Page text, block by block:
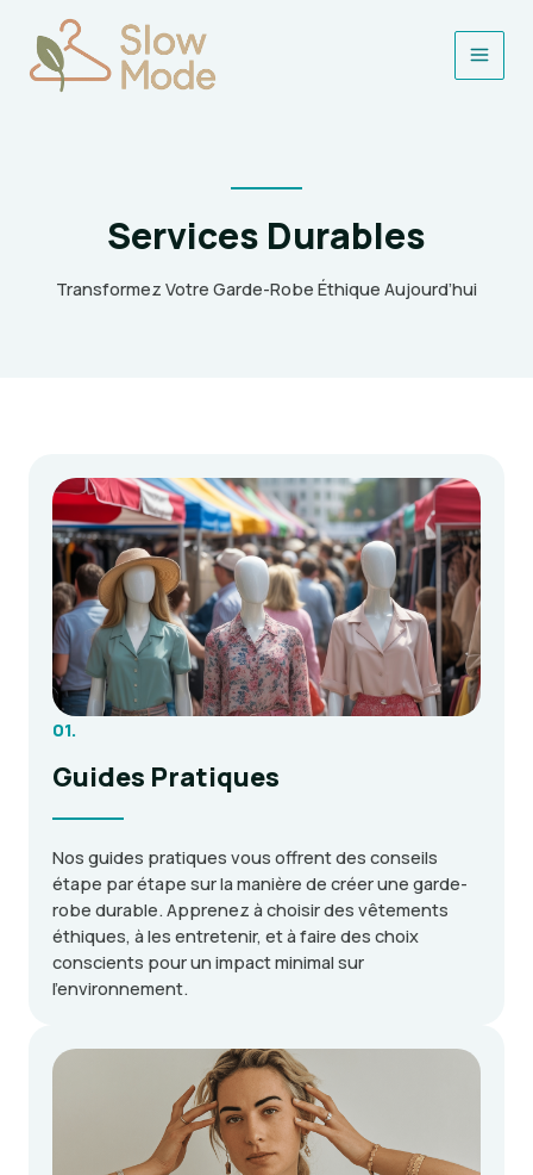
contenu
Main
Services Durables
Transformez Votre Garde-Robe Éthique Aujourd’hui
01.
Guides Pratiques
Nos guides pratiques vous offrent des conseils
étape par étape sur la manière de créer une garde-
robe durable. Apprenez à choisir des vêtements
éthiques, à les entretenir, et à faire des choix
conscients pour un impact minimal sur
l’environnement.